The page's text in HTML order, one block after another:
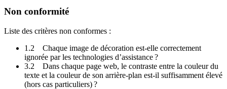
Non conformité
Liste des critères non conformes :
1.2 Chaque image de décoration est-elle correctement
ignorée par les technologies d’assistance ?
3.2 Dans chaque page web, le contraste entre la couleur du
texte et la couleur de son arrière-plan est-il suffisamment élevé
(hors cas particuliers) ?